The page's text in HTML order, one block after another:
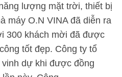
lượng mặt trời, thiết bị
máy O.N VINA đã diễn ra
300 khách mời đã được
tốt đẹp. Công ty tổ
dự khi được đồng